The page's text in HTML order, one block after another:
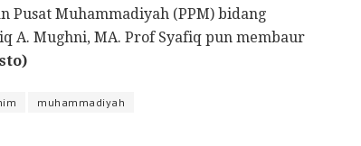
Pusat Muhammadiyah (PPM) bidang
A. Mughni, MA. Prof Syafiq pun membaur
muhammadiyah